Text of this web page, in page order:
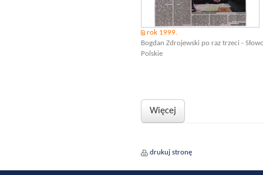
rok 1999.
Bogdan Zdrojewski po raz trzeci -
Polskie
Więcej
drukuj stronę